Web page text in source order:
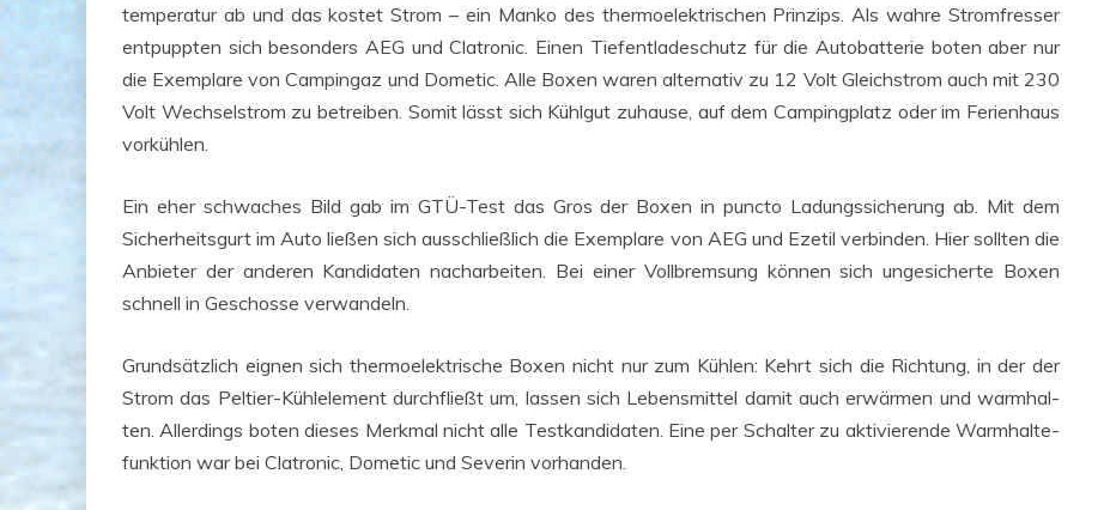
tem­pe­ra­tur ab und das kos­tet Strom – ein Man­ko des ther­mo­elek­tri­schen Prin­zips. Als wah­re Strom­fres­ser
ent­pupp­ten sich beson­ders AEG und Clatro­nic. Einen Tief­ent­la­de­schutz für die Auto­bat­te­rie boten aber nur
die Exem­pla­re von Cam­pingaz und Dome­tic. Alle Boxen waren alter­na­tiv zu 12 Volt Gleich­strom auch mit 230
Volt Wech­sel­strom zu betrei­ben. Somit lässt sich Kühl­gut zuhau­se, auf dem Cam­ping­platz oder im Feri­en­haus
vorkühlen.
Ein eher schwa­ches Bild gab im GTÜ-Test das Gros der Boxen in punc­to Ladungs­si­che­rung ab. Mit dem
Sicher­heits­gurt im Auto lie­ßen sich aus­schließ­lich die Exem­pla­re von AEG und Eze­til ver­bin­den. Hier soll­ten die
Anbie­ter der ande­ren Kan­di­da­ten nach­ar­bei­ten. Bei einer Voll­brem­sung kön­nen sich unge­si­cher­te Boxen
schnell in Geschos­se verwandeln.
Grund­sätz­lich eig­nen sich ther­mo­elek­tri­sche Boxen nicht nur zum Küh­len: Kehrt sich die Rich­tung, in der der
Strom das Pel­tier-Kühl­ele­ment durch­fließt um, las­sen sich Lebens­mit­tel damit auch erwär­men und warm­hal­
ten. Aller­dings boten die­ses Merk­mal nicht alle Test­kan­di­da­ten. Eine per Schal­ter zu akti­vie­ren­de Warm­hal­te­
funk­ti­on war bei Clatro­nic, Dome­tic und Seve­rin vorhanden.